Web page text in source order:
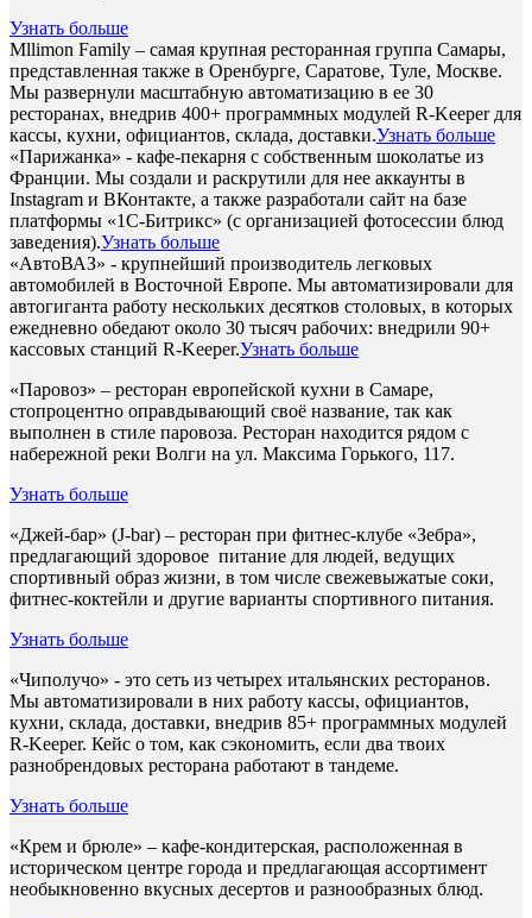
Узнать больше
Mllimon Family – самая крупная ресторанная группа Самары,
представленная также в Оренбурге, Саратове, Туле, Москве.
Мы развернули масштабную автоматизацию в ее 30
ресторанах, внедрив 400+ программных модулей R-Keeper для
кассы, кухни, официантов, склада, доставки.Узнать больше
«Парижанка» - кафе-пекарня с собственным шоколатье из
Франции. Мы создали и раскрутили для нее аккаунты в
Instagram и ВКонтакте, а также разработали сайт на базе
платформы «1С-Битрикс» (с организацией фотосессии блюд
заведения).Узнать больше
«АвтоВАЗ» - крупнейший производитель легковых
автомобилей в Восточной Европе. Мы автоматизировали для
автогиганта работу нескольких десятков столовых, в которых
ежедневно обедают около 30 тысяч рабочих: внедрили 90+
кассовых станций R-Keeper.Узнать больше
«Паровоз» – ресторан европейской кухни в Самаре,
стопроцентно оправдывающий своё название, так как
выполнен в стиле паровоза. Ресторан находится рядом с
набережной реки Волги на ул. Максима Горького, 117.
Узнать больше
«Джей-бар» (J-bar) – ресторан при фитнес-клубе «Зебра»,
предлагающий здоровое питание для людей, ведущих
спортивный образ жизни, в том числе свежевыжатые соки,
фитнес-коктейли и другие варианты спортивного питания.
Узнать больше
«Чиполучо» - это сеть из четырех итальянских ресторанов.
Мы автоматизировали в них работу кассы, официантов,
кухни, склада, доставки, внедрив 85+ программных модулей
R-Keeper. Кейс о том, как сэкономить, если два твоих
разнобрендовых ресторана работают в тандеме.
Узнать больше
«Крем и брюле» – кафе-кондитерская, расположенная в
историческом центре города и предлагающая ассортимент
необыкновенно вкусных десертов и разнообразных блюд.